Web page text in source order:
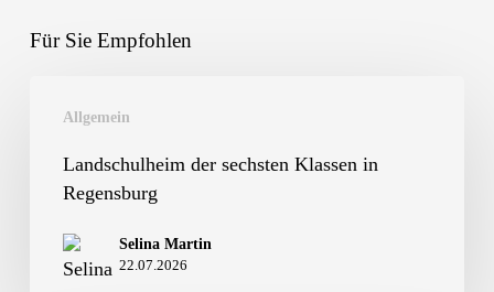
Für Sie Empfohlen
Allgemein
sechsten
Klassen
Regensburg
Landschulheim der sechsten Klassen in
Regensburg
Selina Martin
22.07.2026